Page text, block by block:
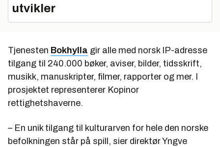
utvikler
Tjenesten Bokhylla gir alle med norsk IP-adresse
tilgang til 240.000 bøker, aviser, bilder, tidsskrift,
musikk, manuskripter, filmer, rapporter og mer. I
prosjektet representerer Kopinor
rettighetshaverne.
– En unik tilgang til kulturarven for hele den norske
befolkningen står på spill, sier direktør Yngve